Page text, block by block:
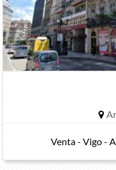
Venta - Vigo -